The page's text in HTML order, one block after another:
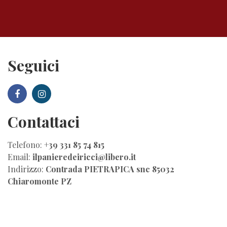
Seguici
Contattaci
Telefono: +39 331 85 74 815
Email: ilpanieredeiricci@libero.it
Indirizzo: Contrada PIETRAPICA snc 85032
Chiaromonte PZ